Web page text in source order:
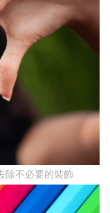
除不必要的裝飾